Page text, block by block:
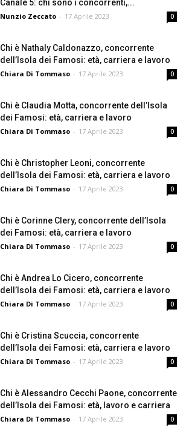
Canale 5: chi sono i concorrenti,...
Nunzio Zeccato - 17 Aprile 2023 0
Chi è Nathaly Caldonazzo, concorrente
dell’Isola dei Famosi: età, carriera e lavoro
Chiara Di Tommaso - 17 Aprile 2023 0
Chi è Claudia Motta, concorrente dell’Isola
dei Famosi: età, carriera e lavoro
Chiara Di Tommaso - 17 Aprile 2023 0
Chi è Christopher Leoni, concorrente
dell’Isola dei Famosi: età, carriera e lavoro
Chiara Di Tommaso - 17 Aprile 2023 0
Chi è Corinne Clery, concorrente dell’Isola
dei Famosi: età, carriera e lavoro
Chiara Di Tommaso - 17 Aprile 2023 0
Chi è Andrea Lo Cicero, concorrente
dell’Isola dei Famosi: età, carriera e lavoro
Chiara Di Tommaso - 17 Aprile 2023 0
Chi è Cristina Scuccia, concorrente
dell’Isola dei Famosi: età, carriera e lavoro
Chiara Di Tommaso - 17 Aprile 2023 0
Chi è Alessandro Cecchi Paone, concorrente
dell’Isola dei Famosi: età, lavoro e carriera
Chiara Di Tommaso - 17 Aprile 2023 0